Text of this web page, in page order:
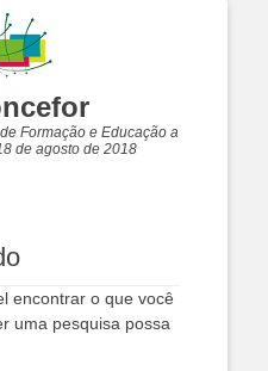
Formação e Educação a
de agosto de 2018
encontrar o que você
uma pesquisa possa